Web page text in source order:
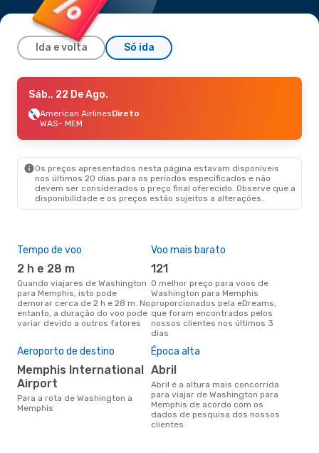
Ida e volta Só ida
Sáb., 22 De Ago.
American AirlinesDireto
WAS- MEM
MEM- WAS
Sáb., 22 De Ago.
American AirlinesDireto
WAS- MEM
Os preços apresentados nesta página estavam disponíveis
nos últimos 20 dias para os períodos especificados e não
devem ser considerados o preço final oferecido. Observe que a
disponibilidade e os preços estão sujeitos a alterações.
Tempo de voo
2 h e 28 m
Quando viajares de Washington
para Memphis, isto pode
demorar cerca de 2 h e 28 m. No
entanto, a duração do voo pode
variar devido a outros fatores
Voo mais barato
121
O melhor preço para voos de
Washington para Memphis
proporcionados pela eDreams,
que foram encontrados pelos
nossos clientes nos últimos 3
dias
Aeroporto de destino
Memphis International
Airport
Para a rota de Washington a
Memphis
Época alta
abril
abril é a altura mais concorrida
para viajar de Washington para
Memphis de acordo com os
dados de pesquisa dos nossos
clientes